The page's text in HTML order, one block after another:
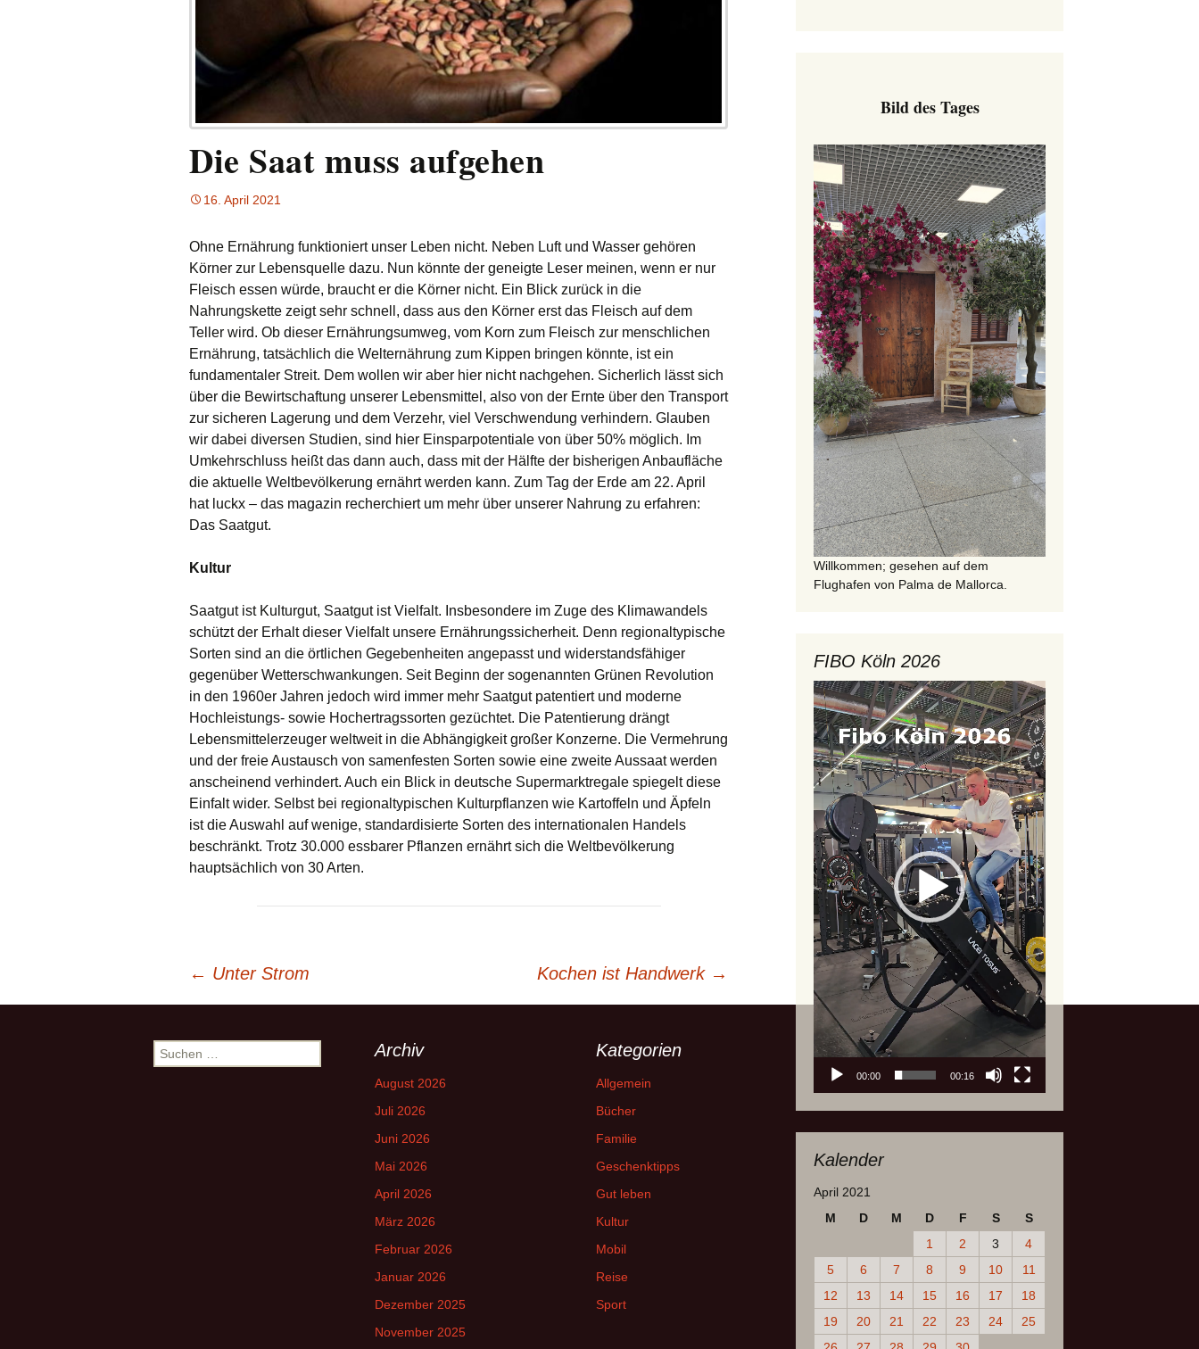
Die Saat muss aufgehen
16. April 2021
Ohne Ernährung funktioniert unser Leben nicht. Neben Luft und Wasser gehören
Körner zur Lebensquelle dazu. Nun könnte der geneigte Leser meinen, wenn er nur
Fleisch essen würde, braucht er die Körner nicht. Ein Blick zurück in die
Nahrungskette zeigt sehr schnell, dass aus den Körner erst das Fleisch auf dem
Teller wird. Ob dieser Ernährungsumweg, vom Korn zum Fleisch zur menschlichen
Ernährung, tatsächlich die Welternährung zum Kippen bringen könnte, ist ein
fundamentaler Streit. Dem wollen wir aber hier nicht nachgehen. Sicherlich lässt sich
über die Bewirtschaftung unserer Lebensmittel, also von der Ernte über den Transport
zur sicheren Lagerung und dem Verzehr, viel Verschwendung verhindern. Glauben
wir dabei diversen Studien, sind hier Einsparpotentiale von über 50% möglich. Im
Umkehrschluss heißt das dann auch, dass mit der Hälfte der bisherigen Anbaufläche
die aktuelle Weltbevölkerung ernährt werden kann. Zum Tag der Erde am 22. April
hat luckx – das magazin recherchiert um mehr über unserer Nahrung zu erfahren:
Das Saatgut.
Kultur
Saatgut ist Kulturgut, Saatgut ist Vielfalt. Insbesondere im Zuge des Klimawandels
schützt der Erhalt dieser Vielfalt unsere Ernährungssicherheit. Denn regionaltypische
Sorten sind an die örtlichen Gegebenheiten angepasst und widerstandsfähiger
gegenüber Wetterschwankungen. Seit Beginn der sogenannten Grünen Revolution
in den 1960er Jahren jedoch wird immer mehr Saatgut patentiert und moderne
Hochleistungs- sowie Hochertragssorten gezüchtet. Die Patentierung drängt
Lebensmittelerzeuger weltweit in die Abhängigkeit großer Konzerne. Die Vermehrung
und der freie Austausch von samenfesten Sorten sowie eine zweite Aussaat werden
anscheinend verhindert. Auch ein Blick in deutsche Supermarktregale spiegelt diese
Einfalt wider. Selbst bei regionaltypischen Kulturpflanzen wie Kartoffeln und Äpfeln
ist die Auswahl auf wenige, standardisierte Sorten des internationalen Handels
beschränkt. Trotz 30.000 essbarer Pflanzen ernährt sich die Weltbevölkerung
hauptsächlich von 30 Arten.
Navigation
← Unter Strom Kochen ist Handwerk →
Bild des Tages
Willkommen; gesehen auf dem
Flughafen von Palma de Mallorca.
FIBO Köln 2026
Video-
Player
00:00 00:16
Kalender
April 2021
M
D M D F S
S
1
2 3
4
5
6 7 8 9 10
11
12
13 14 15 16 17
18
19
20 21 22 23 24
25
Suchen
nach:
Archiv
August 2026
Juli 2026
Juni 2026
Mai 2026
April 2026
März 2026
Februar 2026
Januar 2026
Dezember 2025
November 2025
Kategorien
Allgemein
Bücher
Familie
Geschenktipps
Gut leben
Kultur
Mobil
Reise
Sport